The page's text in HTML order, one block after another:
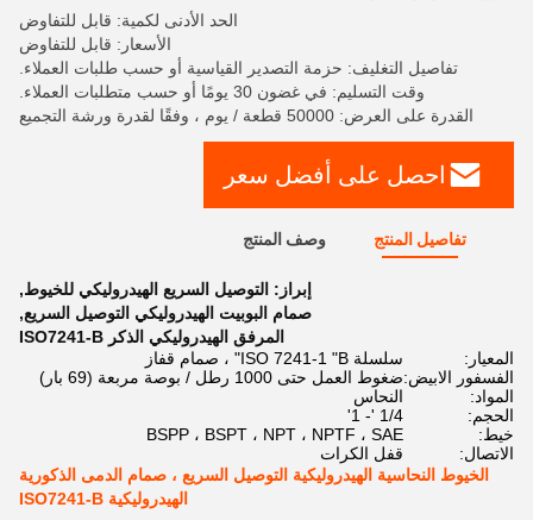
الحد الأدنى لكمية: قابل للتفاوض
الأسعار: قابل للتفاوض
تفاصيل التغليف: حزمة التصدير القياسية أو حسب طلبات العملاء.
وقت التسليم: في غضون 30 يومًا أو حسب متطلبات العملاء.
القدرة على العرض: 50000 قطعة / يوم ، وفقًا لقدرة ورشة التجميع
احصل على أفضل سعر
تفاصيل المنتج وصف المنتج
إبراز: التوصيل السريع الهيدروليكي للخيوط,
صمام البوبيت الهيدروليكي التوصيل السريع,
المرفق الهيدروليكي الذكر ISO7241-B
المعيار:
سلسلة ISO 7241-1 "B" ، صمام قفاز
الفسفور الابيض:ضغوط العمل حتى 1000 رطل / بوصة مربعة (69 بار)
المواد:
النحاس
الحجم:
1/4 '- 1'
خيط:
BSPP ، BSPT ، NPT ، NPTF ، SAE
الاتصال:
قفل الكرات
الخيوط النحاسية الهيدروليكية التوصيل السريع ، صمام الدمى الذكورية
الهيدروليكية ISO7241-B